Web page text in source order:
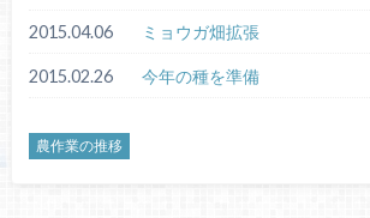
2015.04.06 ミョウガ畑拡張
2015.02.26 今年の種を準備
農作業の推移